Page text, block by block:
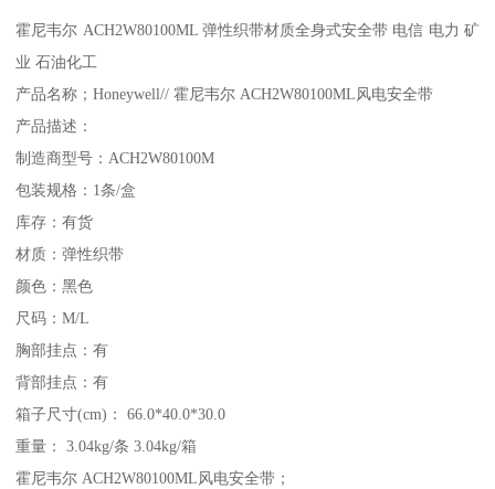
霍尼韦尔 ACH2W80100ML 弹性织带材质全身式安全带 电信 电力 矿
业 石油化工
产品名称；Honeywell// 霍尼韦尔 ACH2W80100ML风电安全带
产品描述：
制造商型号：ACH2W80100M
包装规格：1条/盒
库存：有货
材质：弹性织带
颜色：黑色
尺码：M/L
胸部挂点：有
背部挂点：有
箱子尺寸(cm)： 66.0*40.0*30.0
重量： 3.04kg/条 3.04kg/箱
霍尼韦尔 ACH2W80100ML风电安全带；